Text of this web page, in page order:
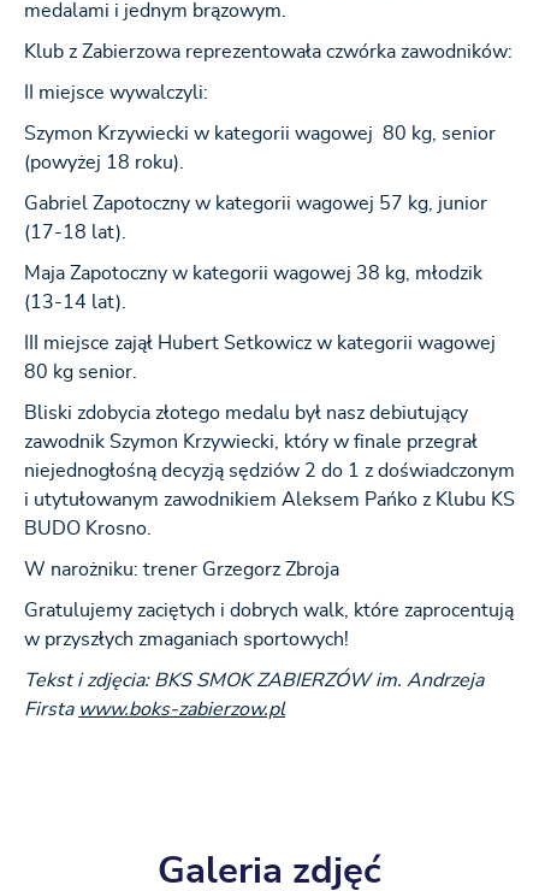
medalami i jednym brązowym.
Klub z Zabierzowa reprezentowała czwórka zawodników:
II miejsce wywalczyli:
Szymon Krzywiecki w kategorii wagowej 80 kg, senior
(powyżej 18 roku).
Gabriel Zapotoczny w kategorii wagowej 57 kg, junior
(17-18 lat).
Maja Zapotoczny w kategorii wagowej 38 kg, młodzik
(13-14 lat).
III miejsce zajął Hubert Setkowicz w kategorii wagowej
80 kg senior.
Bliski zdobycia złotego medalu był nasz debiutujący
zawodnik Szymon Krzywiecki, który w finale przegrał
niejednogłośną decyzją sędziów 2 do 1 z doświadczonym
i utytułowanym zawodnikiem Aleksem Pańko z Klubu KS
BUDO Krosno.
W narożniku: trener Grzegorz Zbroja
Gratulujemy zaciętych i dobrych walk, które zaprocentują
w przyszłych zmaganiach sportowych!
Tekst i zdjęcia: BKS SMOK ZABIERZÓW im. Andrzeja
Firsta www.boks-zabierzow.pl
Galeria zdjęć